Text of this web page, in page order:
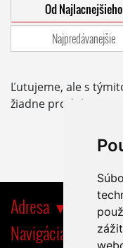
Od Najlacnejšieho
Najpredávanejšie
Ľutujeme, ale s
žiadne produkty.
Adresa
Navigácia